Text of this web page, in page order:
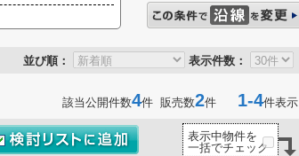
並び順： 表示件数：
該当公開件数4件 販売数2件 1-4件表示
表示中物件を
一括でチェック